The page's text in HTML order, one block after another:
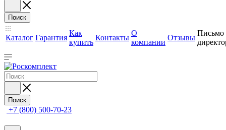
Поиск
Каталог Гарантия
Как
купить
Контакты
О
компании
Отзывы
Письмо
Поиск
+7 (800) 500-70-23